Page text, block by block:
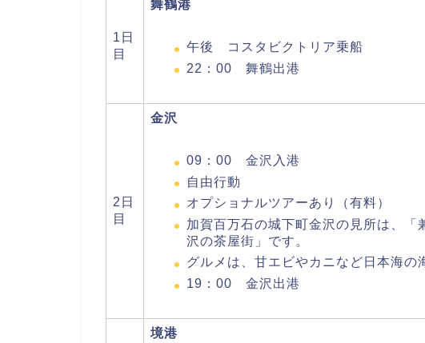
1日
目
舞鶴港
午後 コスタビクトリア乗船
22：00 舞鶴出港
2日
目
金沢
09：00 金沢入港
自由行動
オプショナルツアーあり（有料）
加賀百万石の城下町金沢の見所は、
沢の茶屋街」です。
グルメは、甘エビやカニなど日本海の
19：00 金沢出港
境港